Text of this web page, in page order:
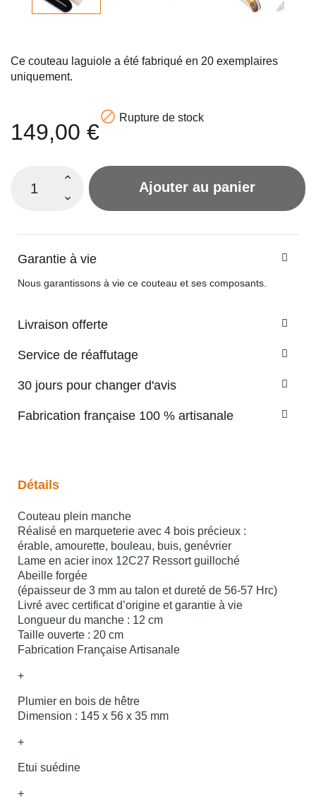
Ce couteau laguiole a été fabriqué en 20 exemplaires
uniquement.
149,00 €
 Rupture de stock
Ajouter au panier
Garantie à vie
Nous garantissons à vie ce couteau et ses composants.
Livraison offerte
Service de réaffutage
30 jours pour changer d'avis
Fabrication française 100 % artisanale
Détails
Couteau plein manche
Réalisé en marqueterie avec 4 bois précieux :
érable, amourette, bouleau, buis, genévrier
Lame en acier inox 12C27 Ressort guilloché
Abeille forgée
(épaisseur de 3 mm au talon et dureté de 56-57 Hrc)
Livré avec certificat d’origine et garantie à vie
Longueur du manche : 12 cm
Taille ouverte : 20 cm
Fabrication Française Artisanale
+
Plumier en bois de hêtre
Dimension : 145 x 56 x 35 mm
+
Etui suédine
+